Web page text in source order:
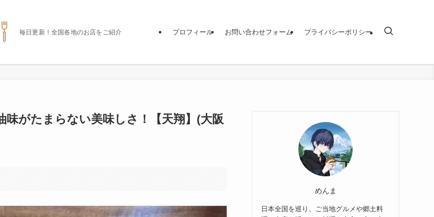
毎日更新！全国各地のお店をご紹介 プロフィール お問い合わせフォーム プライバシーポリシー
味がたまらない美味しさ！【天翔】(大阪
めんま
日本全国を巡り、ご当地グルメや郷土料